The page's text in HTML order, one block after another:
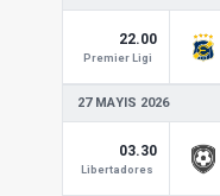
22.00
Premier Ligi
27 MAYIS 2026
03.30
Libertadores